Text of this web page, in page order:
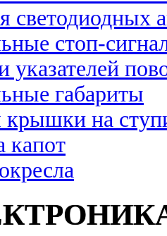
светодиодных
стоп-
указателей
габариты
крышки на
капот